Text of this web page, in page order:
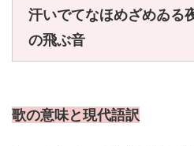
汗いでてなほめざめゐる
の飛ぶ音
歌の意味と現代語訳